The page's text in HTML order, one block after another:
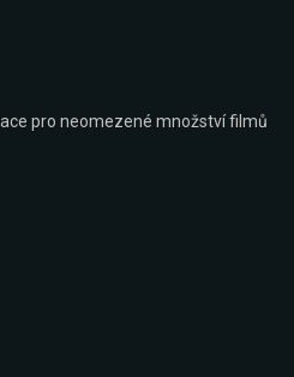
pro neomezené množství filmů